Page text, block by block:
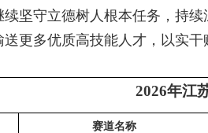
坚守立德树人根本任务，持
更多优质高技能人才，以实
2026年江
赛道名称